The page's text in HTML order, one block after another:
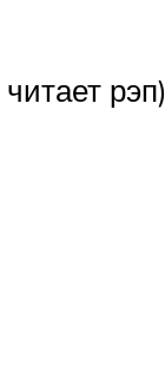
рэп)